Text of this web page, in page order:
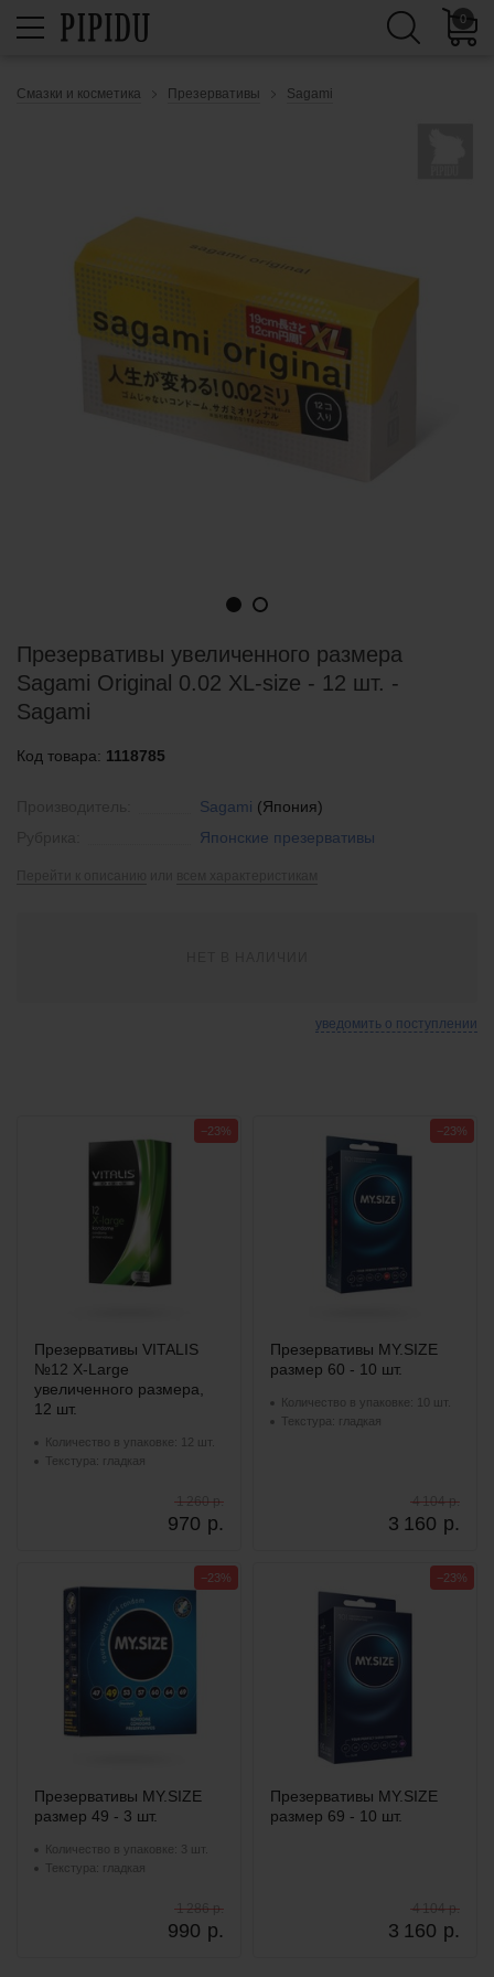
0
Смазки и косметика Презервативы Sagami
Презервативы увеличенного размера
Sagami Original 0.02 XL-size - 12 шт. -
Sagami
Код товара: 1118785
Sagami (Япония)
Японские презервативы
уведомить о поступлении
Презервативы VITALIS
№12 X-Large
увеличенного размера,
12 шт.
Количество в упаковке: 12 шт.
Текстура: гладкая
970 р.
1 260 р.
−23%
Презервативы MY.SIZE
размер 60 - 10 шт.
Количество в упаковке: 10 шт.
Текстура: гладкая
3 160 р.
4 104 р.
−23%
Презервативы MY.SIZE
размер 49 - 3 шт.
Количество в упаковке: 3 шт.
Текстура: гладкая
990 р.
1 286 р.
−23%
Презервативы MY.SIZE
размер 69 - 10 шт.
3 160 р.
4 104 р.
−23%